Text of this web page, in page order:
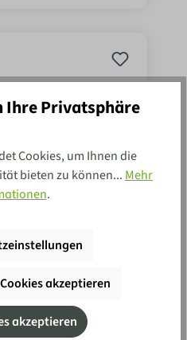
130g
Ihre Privatsphäre
Cookies, um Ihnen die
bieten zu können...Mehr
.
akzeptieren
akzeptieren